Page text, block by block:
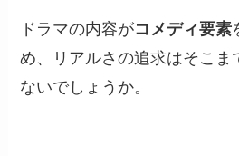
ドラマの内容がコメディ要素
め、リアルさの追求はそこま
ないでしょうか。